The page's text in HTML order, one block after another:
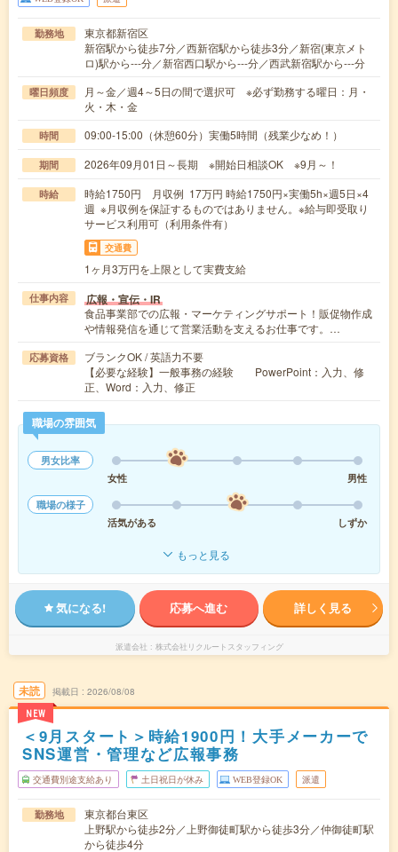
勤務地
東京都新宿区
新宿駅から徒歩7分／西新宿駅から徒歩3分／新宿(東京メト
ロ)駅から---分／新宿西口駅から---分／西武新宿駅から---分
曜日頻度
月～金／週4～5日の間で選択可 ※必ず勤務する曜日：月・
火・木・金
時間 09:00-15:00（休憩60分）実働5時間（残業少なめ！）
期間 2026年09月01日～長期 ※開始日相談OK ※9月～！
時給
時給1750円 月収例 17万円 時給1750円×実働5h×週5日×4
週 ※月収例を保証するものではありません。※給与即受取り
サービス利用可（利用条件有）
交通費
1ヶ月3万円を上限として実費支給
仕事内容 広報・宣伝・IR
食品事業部での広報・マーケティングサポート！販促物作成
や情報発信を通じて営業活動を支えるお仕事です。…
応募資格
ブランクOK / 英語力不要
【必要な経験】一般事務の経験 PowerPoint：入力、修
正、Word：入力、修正
職場の雰囲気
男女比率
女性
男性
職場の様子
活気がある
しずか
もっと見る
気になる! 応募へ進む 詳しく見る
派遣会社 株式会社リクルートスタッフィング
未読
NEW
掲載日 2026/08/08
＜9月スタート＞時給1900円！大手メーカーで
SNS運営・管理など広報事務
交通費別途支給あり 土日祝日が休み WEB登録OK 派遣
勤務地
東京都台東区
上野駅から徒歩2分／上野御徒町駅から徒歩3分／仲御徒町駅
から徒歩4分